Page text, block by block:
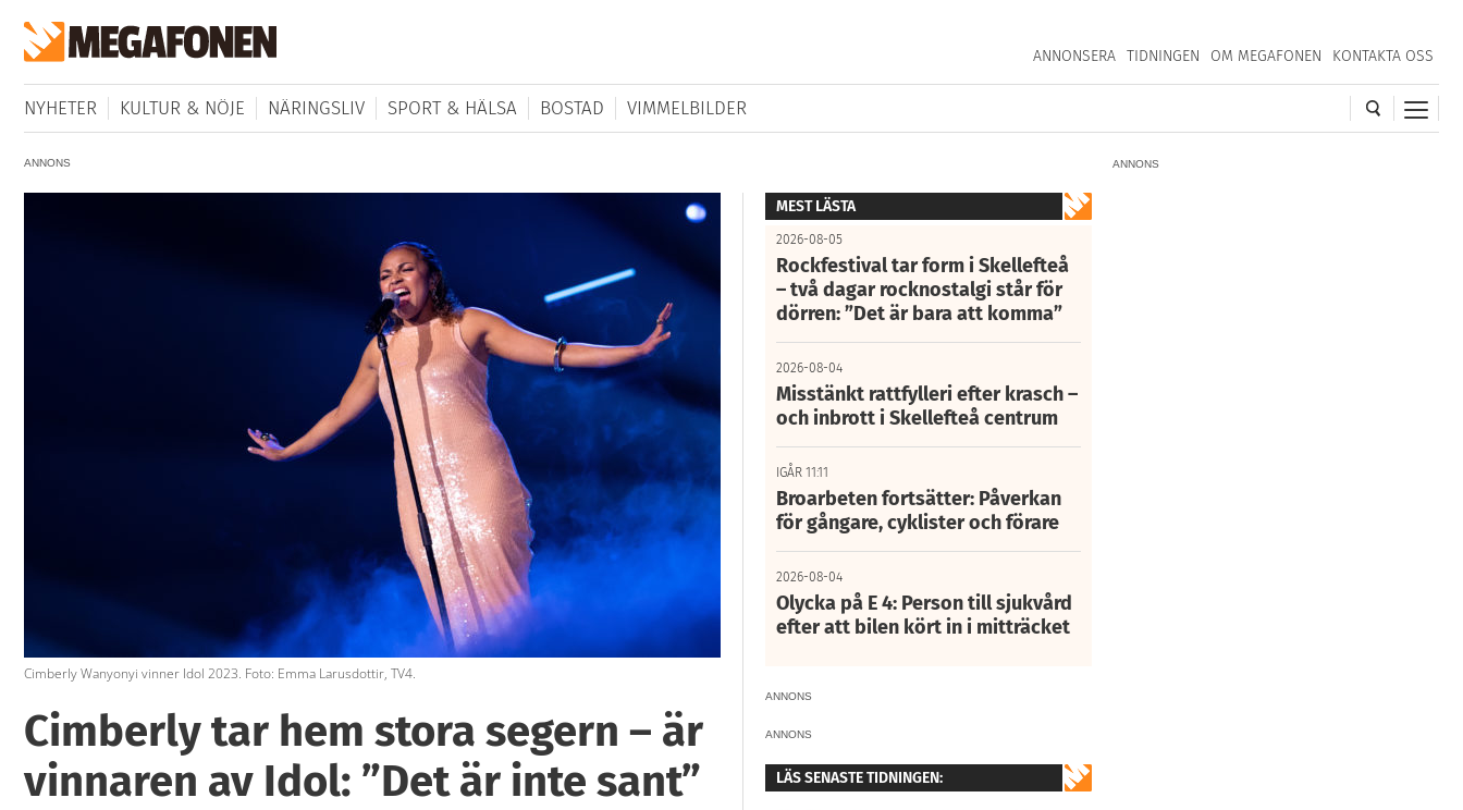
ANNONSERA TIDNINGEN OM MEGAFONEN KONTAKTA OSS
NYHETER KULTUR & NÖJE NÄRINGSLIV SPORT & HÄLSA BOSTAD VIMMELBILDER
ANNONS
ANNONS
Cimberly Wanyonyi vinner Idol 2023. Foto: Emma Larusdottir, TV4.
Cimberly tar hem stora segern – är
vinnaren av Idol: ”Det är inte sant”
MEST LÄSTA
2026-08-05
Rockfestival tar form i Skellefteå
– två dagar rocknostalgi står för
dörren: ”Det är bara att komma”
2026-08-04
Misstänkt rattfylleri efter krasch –
och inbrott i Skellefteå centrum
IGÅR 11:11
Broarbeten fortsätter: Påverkan
för gångare, cyklister och förare
2026-08-04
Olycka på E 4: Person till sjukvård
efter att bilen kört in i mitträcket
ANNONS
ANNONS
LÄS SENASTE TIDNINGEN: